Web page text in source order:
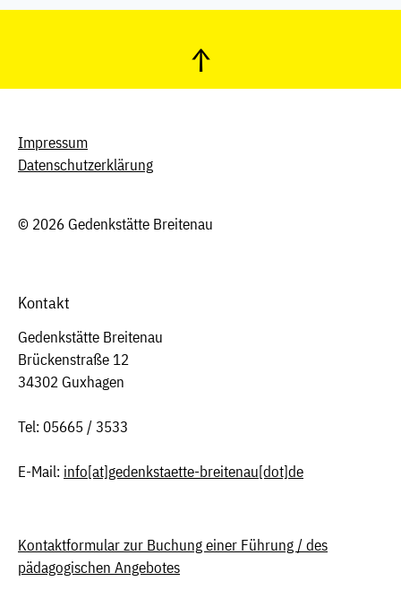
↑
Impressum
Datenschutzerklärung
© 2026 Gedenkstätte Breitenau
Kontakt
Gedenkstätte Breitenau
Brückenstraße 12
34302 Guxhagen
Tel: 05665 / 3533
E-Mail: info[at]gedenkstaette-breitenau[dot]de
Kontaktformular zur Buchung einer Führung / des
pädagogischen Angebotes